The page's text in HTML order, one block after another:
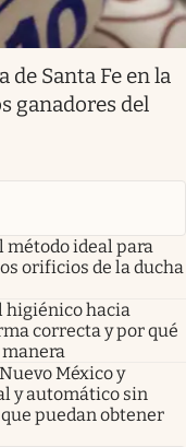
de Santa Fe en la
ganadores del
método ideal para
orificios de la ducha
higiénico hacia
correcta y por qué
México y
y automático sin
puedan obtener